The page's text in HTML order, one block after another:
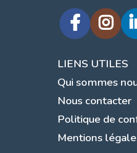
LIENS UTILES
Qui sommes
Nous contacter
Politique de
Mentions